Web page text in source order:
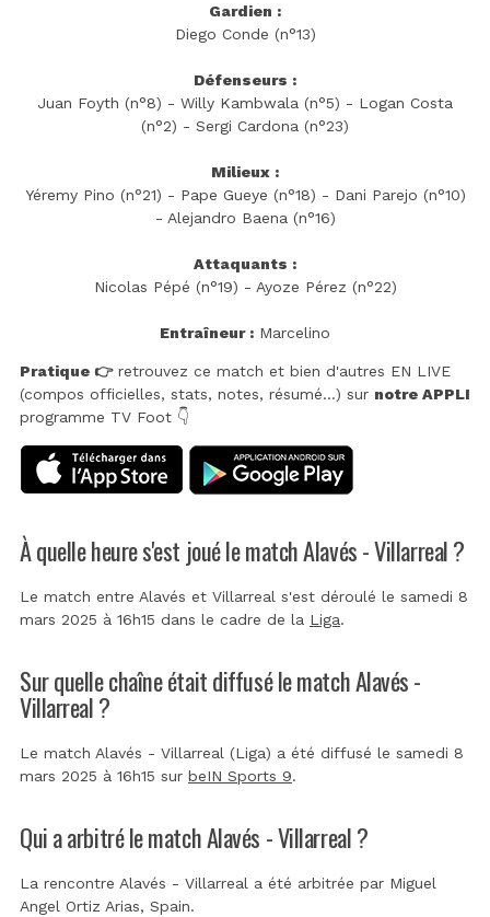
Gardien :
Diego Conde (n°13)
Défenseurs :
Juan Foyth (n°8) - Willy Kambwala (n°5) - Logan Costa
(n°2) - Sergi Cardona (n°23)
Milieux :
Yéremy Pino (n°21) - Pape Gueye (n°18) - Dani Parejo (n°10)
- Alejandro Baena (n°16)
Attaquants :
Nicolas Pépé (n°19) - Ayoze Pérez (n°22)
Entraîneur : Marcelino
Pratique 👉retrouvez ce match et bien d'autres EN LIVE
(compos officielles, stats, notes, résumé...) sur notre APPLI
programme TV Foot 👇
À quelle heure s'est joué le match Alavés - Villarreal ?
Le match entre Alavés et Villarreal s'est déroulé le samedi 8
mars 2025 à 16h15 dans le cadre de la Liga.
Sur quelle chaîne était diffusé le match Alavés -
Villarreal ?
Le match Alavés - Villarreal (Liga) a été diffusé le samedi 8
mars 2025 à 16h15 sur beIN Sports 9.
Qui a arbitré le match Alavés - Villarreal ?
La rencontre Alavés - Villarreal a été arbitrée par Miguel
Angel Ortiz Arias, Spain.